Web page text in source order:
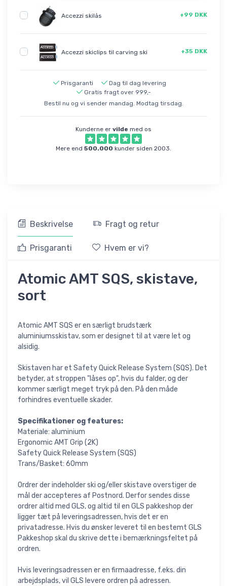
Accezzi skilås +99 DKK
Accezzi skiclips til carving ski +35 DKK
Prisgaranti
Dag til dag levering
Gratis fragt over 999,-
Bestil nu og vi sender mandag. Modtag tirsdag.
Kunderne er vilde med os
Mere end 500.000 kunder siden 2003.
Beskrivelse Fragt og retur
Prisgaranti Hvem er vi?
Atomic AMT SQS, skistave,
sort
Atomic AMT SQS er en særligt brudstærk
aluminiumsskistav, som er designet til at være let og
alsidig.
Skistaven har et Safety Quick Release System (SQS). Det
betyder, at stroppen "låses op", hvis du falder, og der
kommer særligt meget tryk på den. På den måde
forhindres eventuelle skader.
Specifikationer og features:
Materiale: aluminium
Ergonomic AMT Grip (2K)
Safety Quick Release System (SQS)
Trans/Basket: 60mm
Ordrer der indeholder ski og/eller skistave overstiger de
mål der accepteres af Postnord. Derfor sendes disse
ordrer altid med GLS, og altid til en GLS pakkeshop der
ligger tæt på leveringsadressen, hvis det er en
privatadresse. Hvis du ønsker leveret til en bestemt GLS
Pakkeshop skal du skrive dette i bemærkningsfeltet på
ordren.
Hvis leveringsadressen er en firmaadresse, f.eks. din
arbejdsplads, vil GLS levere ordren på adressen.